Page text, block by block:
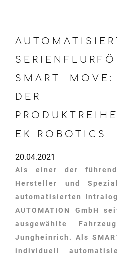
SMART
DER
EK ROBOTICS
20.04.2021
Als einer der
Hersteller und
automatisierten
AUTOMATION GmbH
ausgewählte
Jungheinrich. Als
individuell